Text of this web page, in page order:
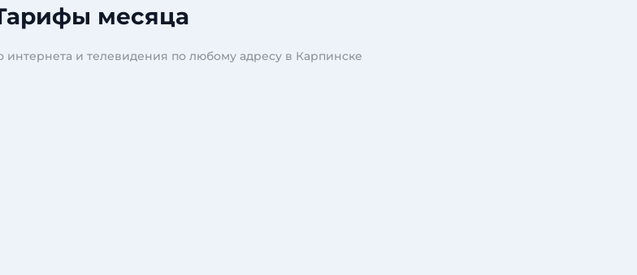
месяца
и телевидения по любому адресу в Карпинске